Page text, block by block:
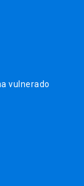
vulnerado